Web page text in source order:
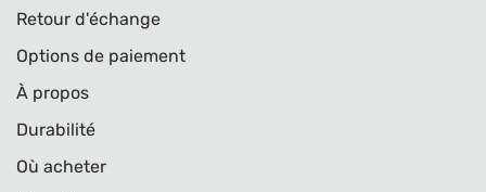
Retour d'échange
Options de paiement
À propos
Durabilité
Où acheter